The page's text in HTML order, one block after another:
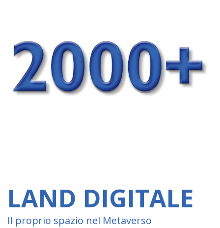
LAND DIGITALE
Il proprio spazio nel Metaverso